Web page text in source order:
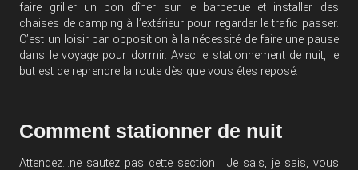
faire griller un bon dîner sur le barbecue et installer des
chaises de camping à l’extérieur pour regarder le trafic passer.
C’est un loisir par opposition à la nécessité de faire une pause
dans le voyage pour dormir. Avec le stationnement de nuit, le
but est de reprendre la route dès que vous êtes reposé.
Comment stationner de nuit
Attendez…ne sautez pas cette section ! Je sais, je sais, vous